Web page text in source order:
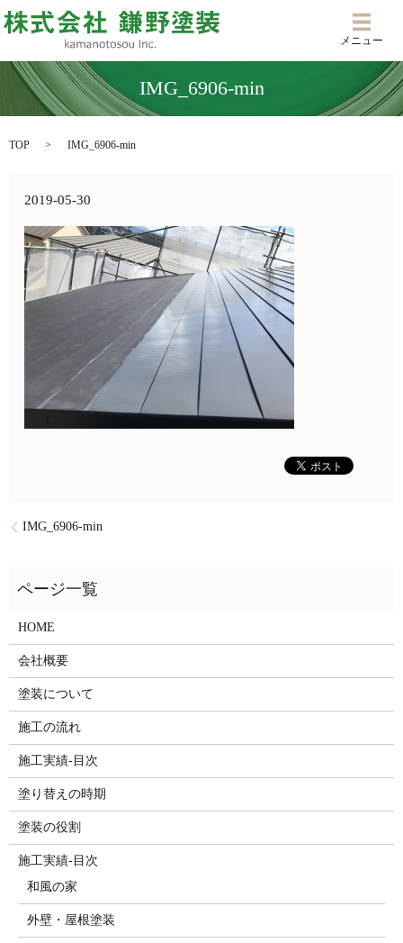
メニ
メニュー
IMG_6906-min
TOP IMG_6906-min
2019-05-30
IMG_6906-min
HOME
会社概要
塗装について
施工の流れ
施工実績-目次
塗り替えの時期
塗装の役割
施工実績-目次
和風の家
外壁・屋根塗装